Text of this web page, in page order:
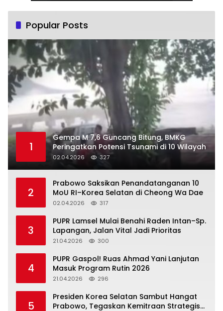
Popular Posts
1
Gempa M 7,6 Guncang Bitung, BMKG
Peringatkan Potensi Tsunami di 10 Wilayah
02.04.2026 327
2
Prabowo Saksikan Penandatanganan 10
MoU RI–Korea Selatan di Cheong Wa Dae
02.04.2026 317
3
‎PUPR Lamsel Mulai Benahi Raden Intan–Sp.
Lapangan, Jalan Vital Jadi Prioritas
21.04.2026 300
4
‎PUPR Gaspol! Ruas Ahmad Yani Lanjutan
Masuk Program Rutin 2026
21.04.2026 296
5
Presiden Korea Selatan Sambut Hangat
Prabowo, Tegaskan Kemitraan Strategis